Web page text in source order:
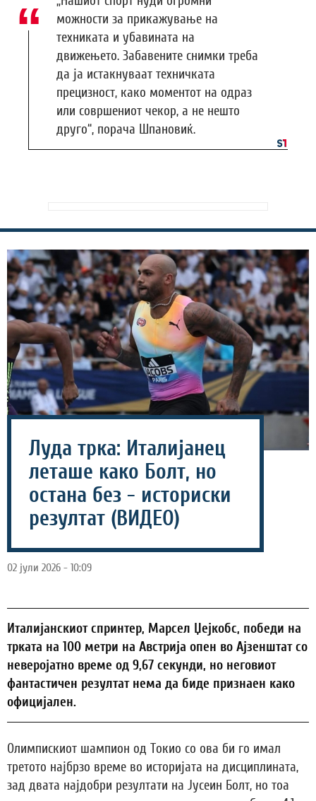
можности за прикажување на
техниката и убавината на
движењето. Забавените снимки треба
да ја истакнуваат техничката
прецизност, како моментот на одраз
или совршениот чекор, а не нешто
друго“, порача Шпановиќ.
Луда трка: Италијанец
леташе како Болт, но
остана без - историски
резултат (ВИДЕО)
02 јули 2026 - 10:09
Италијанскиот спринтер, Марсел Џејкобс, победи на
трката на 100 метри на Австрија опен во Ајзенштат со
неверојатно време од 9,67 секунди, но неговиот
фантастичен резултат нема да биде признаен како
официјален.
Олимпискиот шампион од Токио со ова би го имал
третото најбрзо време во историјата на дисциплината,
зад двата најдобри резултати на Јусеин Болт, но тоа